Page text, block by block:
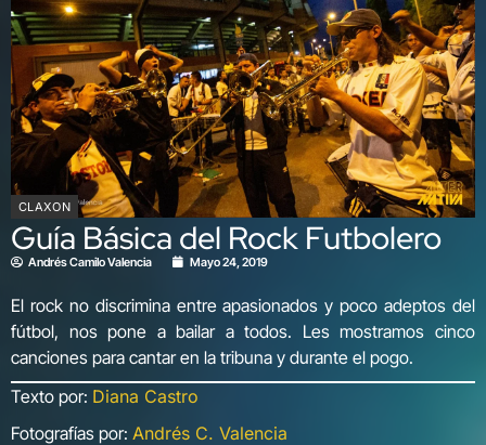
CLAXON
Guía Básica del Rock Futbolero
Andrés Camilo Valencia Mayo 24, 2019
El rock no discrimina entre apasionados y poco adeptos del
fútbol, nos pone a bailar a todos. Les mostramos cinco
canciones para cantar en la tribuna y durante el pogo.
Texto por: Diana Castro
Fotografías por: Andrés C. Valencia